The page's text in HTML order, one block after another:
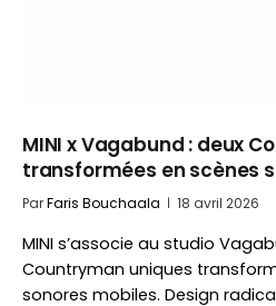
MINI x Vagabund : deux
transformées en scènes
ParFaris Bouchaala 18 avril 2026
MINI s’associe au studio
Countryman uniques
sonores mobiles. Design